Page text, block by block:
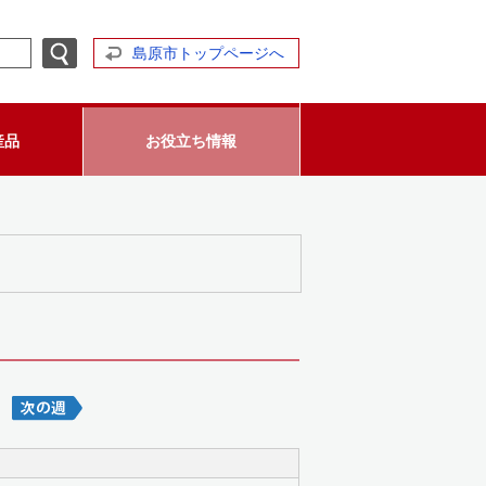
島原市トップページへ
品 お役立ち情報